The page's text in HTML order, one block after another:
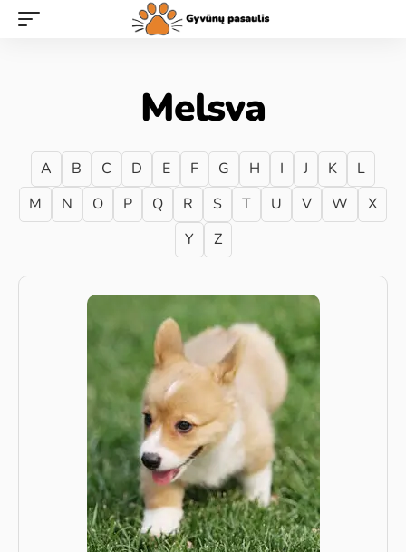
Melsva
A B C D E F G H I J K
L
M
N O P Q R S T U V W
X
Y
Z